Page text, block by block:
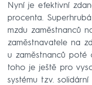
Nyní je efektivní
procenta.
mzdu zaměstnanců
zaměstnavatele na
u zaměstnanců poté
toho je ještě pro
systému tzv.